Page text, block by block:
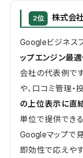
2位 株式会社
Googleビジネス
ップエンジン最
会社の代表例で
や、口コミ管理・
の上位表示に直
単位で提供でき
Googleマップで
即効性で応えや